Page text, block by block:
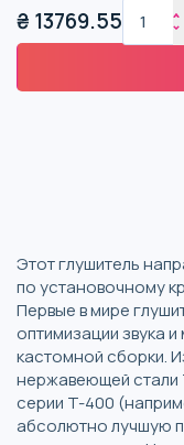
₴ 13769.55
Этот глушитель
по установочному
Первые в мире
оптимизации звука
кастомной сборки.
нержавеющей стали
серии T-400
абсолютно лучшую